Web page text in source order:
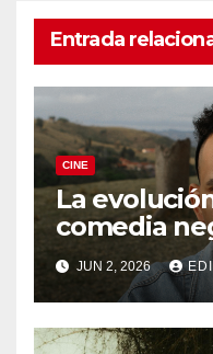
Entrada
CINE
La
comedia
Knives Out
JUN 2, 2026